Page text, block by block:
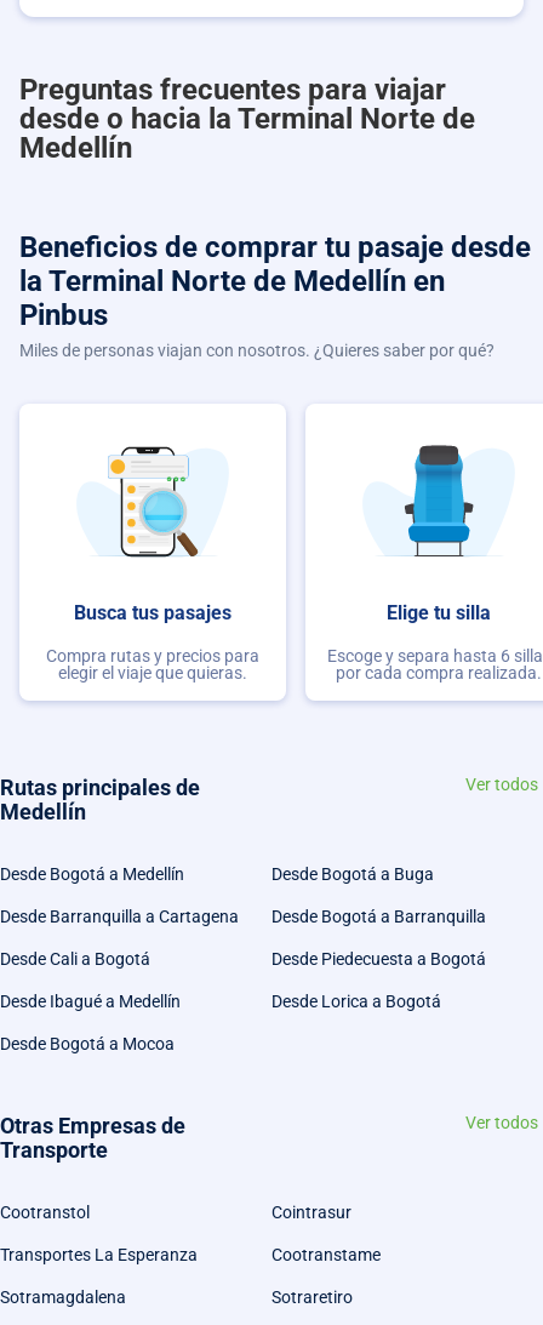
Preguntas frecuentes para viajar
desde o hacia la Terminal Norte de
Medellín
Beneficios de comprar tu pasaje desde
la Terminal Norte de Medellín en
Pinbus
Miles de personas viajan con nosotros. ¿Quieres saber por qué?
Busca tus pasajes
Compra rutas y precios para
elegir el viaje que quieras.
Elige tu silla
Escoge y separa hasta 6
por cada compra realizada.
Rutas principales de
Medellín
Ver todos
Desde Bogotá a Medellín Desde Bogotá a Buga
Desde Barranquilla a Cartagena Desde Bogotá a Barranquilla
Desde Cali a Bogotá Desde Piedecuesta a Bogotá
Desde Ibagué a Medellín Desde Lorica a Bogotá
Desde Bogotá a Mocoa
Otras Empresas de
Transporte
Ver todos
Cootranstol Cointrasur
Transportes La Esperanza Cootranstame
Sotramagdalena Sotraretiro